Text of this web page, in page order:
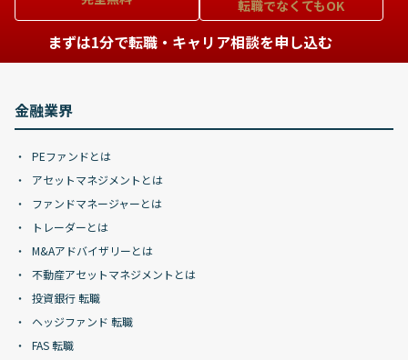
転職でなくてもOK
まずは1分で転職・キャリア相談を申し込む
金融業界
PEファンドとは
アセットマネジメントとは
ファンドマネージャーとは
トレーダーとは
M&Aアドバイザリーとは
不動産アセットマネジメントとは
投資銀行 転職
ヘッジファンド 転職
FAS 転職